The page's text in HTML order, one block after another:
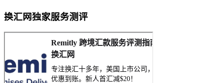
换汇网独家服务测评